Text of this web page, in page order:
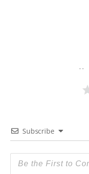
Subscribe